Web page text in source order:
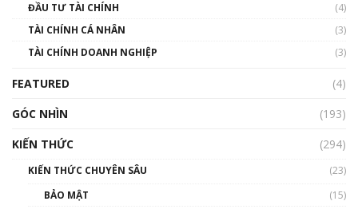
00:02:14
Nhìn lại năm 2022: Những sự kiện ảnh hưởng
đến hệ sinh thái tiền mã hoá | Phổ cập
ĐẦU TƯ TÀI CHÍNH
(4)
TÀI CHÍNH CÁ NHÂN
(3)
TÀI CHÍNH DOANH NGHIỆP
(3)
FEATURED
(4)
GÓC NHÌN
(193)
KIẾN THỨC
(294)
KIẾN THỨC CHUYÊN SÂU
(23)
BẢO MẬT
(15)